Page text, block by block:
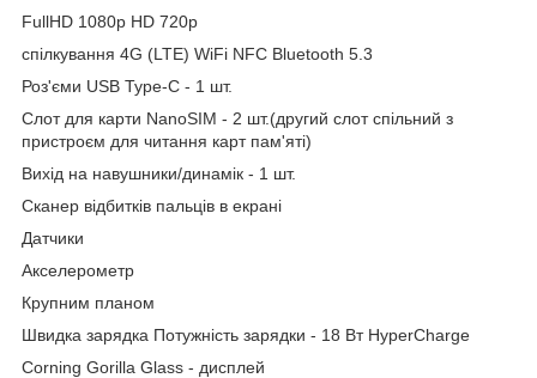
FullHD 1080p HD 720p
спілкування 4G (LTE) WiFi NFC Bluetooth 5.3
Роз'єми USB Type-C - 1 шт.
Слот для карти NanoSIM - 2 шт.(другий слот спільний з
пристроєм для читання карт пам'яті)
Вихід на навушники/динамік - 1 шт.
Сканер відбитків пальців в екрані
Датчики
Акселерометр
Крупним планом
Швидка зарядка Потужність зарядки - 18 Вт HyperCharge
Corning Gorilla Glass - дисплей